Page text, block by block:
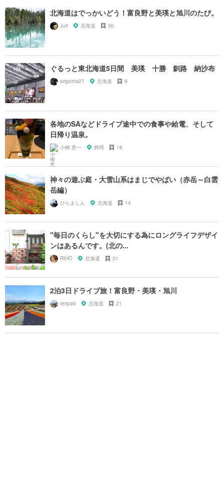
北海道はでっかいどう！富良野と美瑛と旭川のたび。
Juri 北海道 30
ぐるっと東北海道5日間 美瑛 十勝 釧路 納沙布
arigoma27 北海道 9
各地のSAなどドライブ途中での食事や給電、そして
日帰り温泉。
小柳 恵一 静岡 16
神々の遊ぶ庭・大雪山系はまじでやばい（赤岳～白雲
岳編）
ひらましん 北海道 14
"毎日のくらし"を大切にする為にロングライフデザイ
ンはあるんです。(北の...
RIHO 北海道 31
2泊3日ドライブ旅！富良野・美瑛・旭川
teriyaki 北海道 21